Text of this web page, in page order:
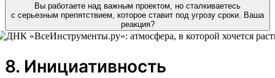
Вы работаете над важным проектом, но сталкиваетесь
с серьезным препятствием, которое ставит под угрозу сроки. Ваша
реакция?
8. Инициативность